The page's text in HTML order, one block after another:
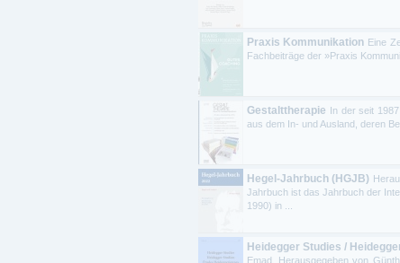
Praxis Kommunikation Eine
Fachbeiträge der »Praxis
Gestalttherapie In der seit
aus dem In- und Ausland, deren
Hegel-Jahrbuch (HGJB)
Jahrbuch ist das Jahrbuch der
1990) in ...
Heidegger Studies /
Emad. Herausgegeben von